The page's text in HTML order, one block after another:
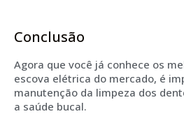
Conclusão
Agora que você já conhece os
escova elétrica do mercado, é
manutenção da limpeza dos
a saúde bucal.